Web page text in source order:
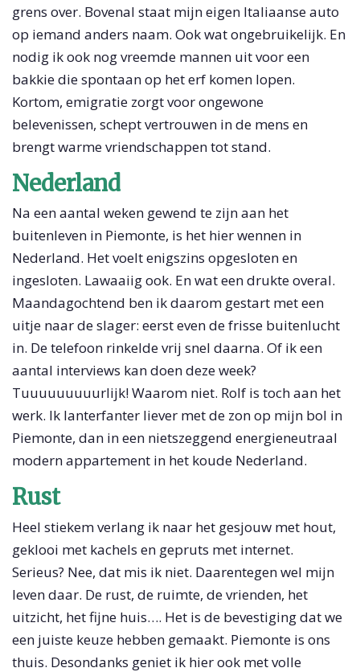
grens over. Bovenal staat mijn eigen Italiaanse auto
op iemand anders naam. Ook wat ongebruikelijk. En
nodig ik ook nog vreemde mannen uit voor een
bakkie die spontaan op het erf komen lopen.
Kortom, emigratie zorgt voor ongewone
belevenissen, schept vertrouwen in de mens en
brengt warme vriendschappen tot stand.
Nederland
Na een aantal weken gewend te zijn aan het
buitenleven in Piemonte, is het hier wennen in
Nederland. Het voelt enigszins opgesloten en
ingesloten. Lawaaiig ook. En wat een drukte overal.
Maandagochtend ben ik daarom gestart met een
uitje naar de slager: eerst even de frisse buitenlucht
in. De telefoon rinkelde vrij snel daarna. Of ik een
aantal interviews kan doen deze week?
Tuuuuuuuuurlijk! Waarom niet. Rolf is toch aan het
werk. Ik lanterfanter liever met de zon op mijn bol in
Piemonte, dan in een nietszeggend energieneutraal
modern appartement in het koude Nederland.
Rust
Heel stiekem verlang ik naar het gesjouw met hout,
geklooi met kachels en gepruts met internet.
Serieus? Nee, dat mis ik niet. Daarentegen wel mijn
leven daar. De rust, de ruimte, de vrienden, het
uitzicht, het fijne huis…. Het is de bevestiging dat we
een juiste keuze hebben gemaakt. Piemonte is ons
thuis. Desondanks geniet ik hier ook met volle